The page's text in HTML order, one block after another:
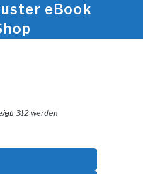
eBook
angezeigtNach Aktualität sortiert